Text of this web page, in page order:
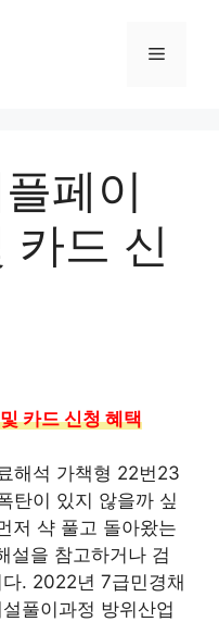
메
페이
카드 신
카드 신청 혜택
해석 가책형 22번23
탄이 있지 않을까 싶
저 샥 풀고 돌아왔는
설을 참고하거나 검
. 2022년 7급민경채
풀이과정 방위산업